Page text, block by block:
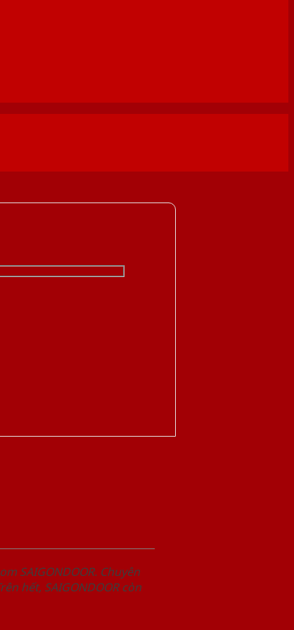
SAIGONDOOR. Chuyên
hết, SAIGONDOOR còn